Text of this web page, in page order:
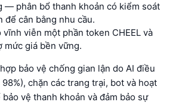
— phân bổ thanh khoản có kiểm soát
để cân bằng nhu cầu.
viễn một phần token CHEEL và
mức giá bền vững.
bảo vệ chống gian lận do AI điều
chặn các trang trại, bot và hoạt
vệ thanh khoản và đảm bảo sự